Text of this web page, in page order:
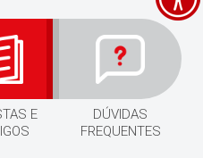
E
DÚVIDAS
FREQUENTES